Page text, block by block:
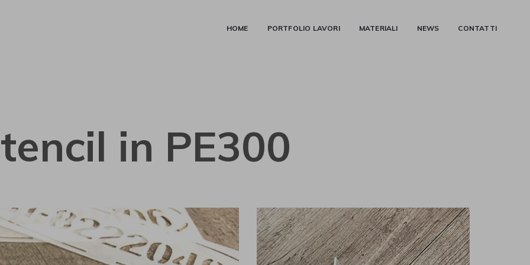
HOME PORTFOLIO LAVORI MATERIALI NEWS CONTATTI
in PE300